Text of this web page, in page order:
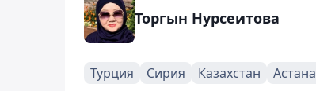
Торгын Нурсеитова
Турция Сирия Казахстан Астана